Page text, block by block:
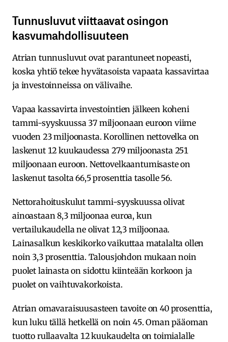
Tunnusluvut viittaavat osingon
kasvumahdollisuuteen
Atrian tunnusluvut ovat parantuneet nopeasti,
koska yhtiö tekee hyvätasoista vapaata kassavirtaa
ja investoinneissa on välivaihe.
Vapaa kassavirta investointien jälkeen koheni
tammi-syyskuussa 37 miljoonaan euroon viime
vuoden 23 miljoonasta. Korollinen nettovelka on
laskenut 12 kuukaudessa 279 miljoonasta 251
miljoonaan euroon. Nettovelkaantumisaste on
laskenut tasolta 66,5 prosenttia tasolle 56.
Nettorahoituskulut tammi-syyskuussa olivat
ainoastaan 8,3 miljoonaa euroa, kun
vertailukaudella ne olivat 12,3 miljoonaa.
Lainasalkun keskikorko vaikuttaa matalalta ollen
noin 3,3 prosenttia. Talousjohdon mukaan noin
puolet lainasta on sidottu kiinteään korkoon ja
puolet on vaihtuvakorkoista.
Atrian omavaraisuusasteen tavoite on 40 prosenttia,
kun luku tällä hetkellä on noin 45. Oman pääoman
tuotto rullaavalta 12 kuukaudelta on toimialalle